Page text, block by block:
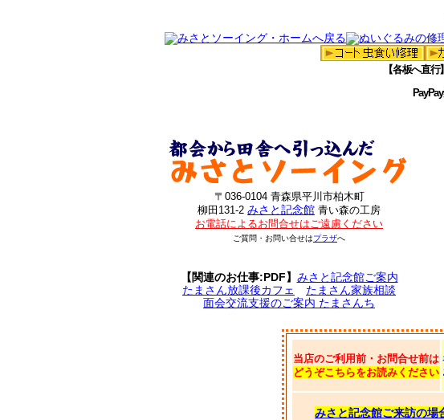
【各板へ直行】
〒036-0104 青森県平川市柏木町
柳田131-2 みさと記念館 青い森の工房
お電話によるお問合せはご遠慮ください
ご質問・お問い合せはプラザへ
【関連のお仕事:PDF】 みさと記念館ご案内
たまさん放課後カフェ
たまさん家族相談
面会交流支援のご案内 たまさんち
当店のご利用前・お問合せ前は
どうぞこちらをお読みください
みさと記念館ご来訪の場